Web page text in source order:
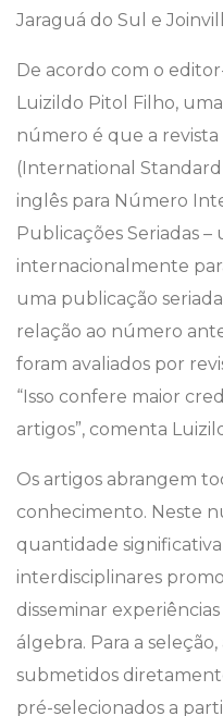
Jaraguá do Sul e
De acordo com o
Luizildo Pitol Filho,
número é que a revista
(International
inglês para Número
Publicações Seriadas
internacionalmente
uma publicação
relação ao número
foram avaliados por
“Isso confere maior
artigos”, comenta
Os artigos abrangem
conhecimento. Neste
quantidade
interdisciplinares
disseminar
álgebra. Para a
submetidos
pré-selecionados a